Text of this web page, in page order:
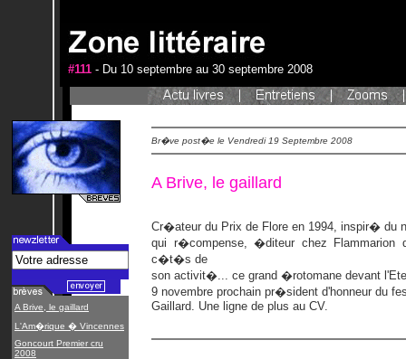
#111 - Du 10 septembre au 30 septembre 2008
A Brive, le gaillard
L'Am�rique � Vincennes
Goncourt Premier cru
2008
Br�ve post�e le Vendredi 19 Septembre 2008
A Brive, le gaillard
Cr�ateur du Prix de Flore en 1994, inspir�
qui r�compense, �diteur chez
c�t�s de
son activit�... ce grand �rotomane devant
9 novembre prochain pr�sident d'honneur du
Gaillard. Une ligne de plus au CV.